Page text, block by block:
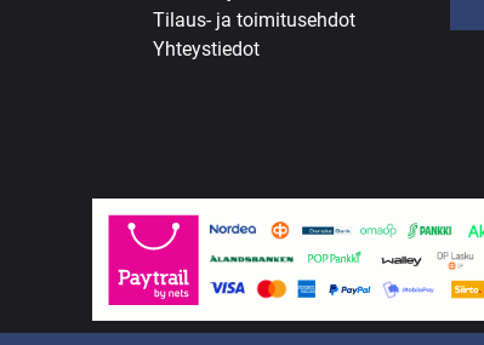
Tilaus- ja toimitusehdot
Yhteystiedot